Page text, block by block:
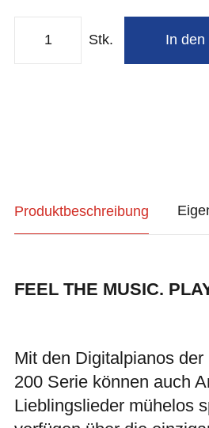
Stk. In den
Produktbeschreibung
FEEL THE MUSIC.
Mit den Digitalpianos
200 Serie können auch
Lieblingslieder mühelos